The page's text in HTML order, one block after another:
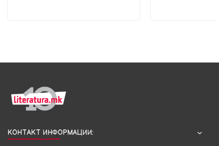
КОНТАКТ ИНФОРМАЦИИ: